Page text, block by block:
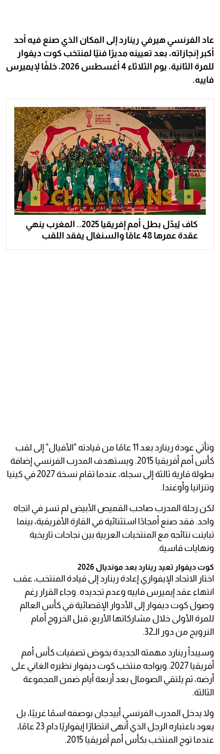
عاد الفرنسي هيرفي رينارد إلى المكان الذي صنع فيه أحد
أكبر إنجازاته، بعد تعيينه مديرًا فنيًا لمنتخب كوت ديفوار
للمرة الثانية، يوم الثلاثاء 4 أغسطس 2026، خلفًا لإيميرس
فاييه.
كاف يُبدّل بطل أمم إفريقيا 2025.. المغرب ينهي
عقدة عمرها 48 عامًا والسنغال يفقد اللقب
وتأتي عودة رينارد بعد 11 عامًا من قيادته "الأفيال" إلى لقب
كأس أمم أفريقيا 2015. ويستهدف المدرب الفرنسي إضافة
بطولة قارية ثالثة إلى سجله، عندما تقام نسخة 2027 في كينيا
وتنزانيا وأوغندا.
لكن رحلة المدرب صاحب القميص الأبيض لم تسر في اتجاه
واحد. فقد صنع أمجادًا استثنائية في القارة الأفريقية، بينما
تباينت نتائجه مع المنتخبات العربية بين نجاحات تاريخية
ونهايات قاسية.
كوت ديفوار تعيد رينارد بعد مونديال 2026
اختار الاتحاد الإيفواري إعادة رينارد إلى قيادة المنتخب، عقب
انتهاء عقد إيميرس فاييه وعدم تجديده. وجاء القرار رغم
وصول كوت ديفوار إلى الأدوار الإقصائية في كأس العالم
للمرة الأولى خلال مشاركاتها الأربع، قبل الخروج أمام
النرويج من دور الـ32.
وسيبدأ رينارد مهمته الجديدة بخوض تصفيات كأس أمم
أفريقيا 2027. ويواجه منتخب كوت ديفوار نظيره الغاني على
أرضه، ثم يلتقي الصومال بعد أربعة أيام ضمن المجموعة
الثالثة.
ولا يدخل المدرب الفرنسي أبيدجان بوصفه اسمًا غريبًا، بل
يعود باعتباره الرجل الذي أنهى انتظارًا إيفواريًا دام 23 عامًا،
عندما توج المنتخب بكأس أمم أفريقيا 2015.